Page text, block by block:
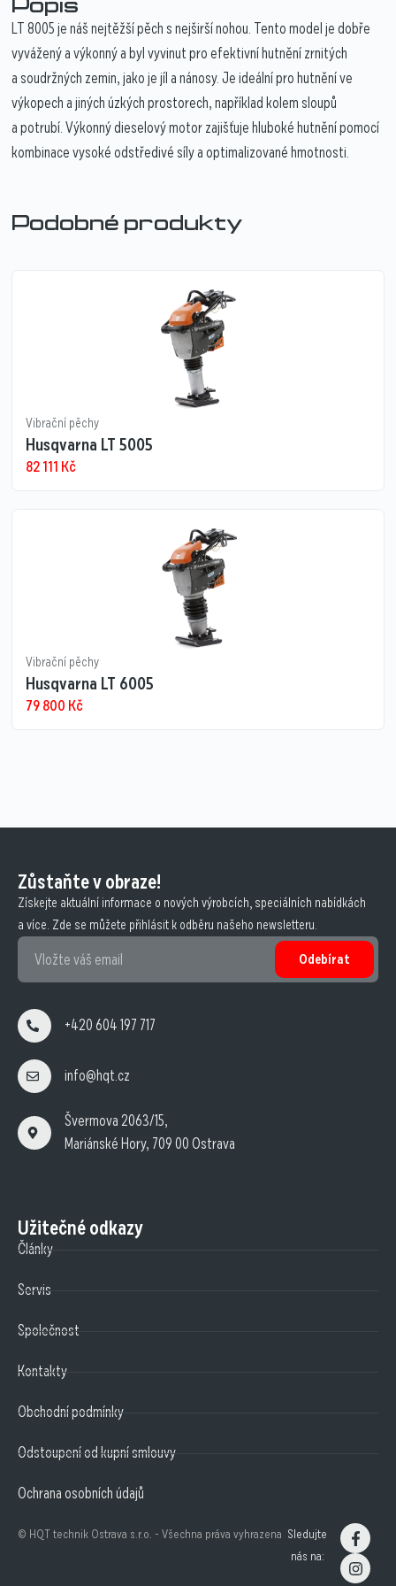
Popis
LT 8005 je náš nejtěžší pěch s nejširší nohou. Tento model je dobře
vyvážený a výkonný a byl vyvinut pro efektivní hutnění zrnitých
a soudržných zemin, jako je jíl a nánosy. Je ideální pro hutnění ve
výkopech a jiných úzkých prostorech, například kolem sloupů
a potrubí. Výkonný dieselový motor zajišťuje hluboké hutnění pomocí
kombinace vysoké odstředivé síly a optimalizované hmotnosti.
Podobné produkty
Vibrační pěchy
Husqvarna LT 5005
82 111 Kč
Vibrační pěchy
Husqvarna LT 6005
79 800 Kč
Zůstaňte v obraze!
Získejte aktuální informace o nových výrobcích, speciálních nabídkách
a více. Zde se můžete přihlásit k odběru našeho newsletteru.
Odebírat
+420 604 197 717
info@hqt.cz
Švermova 2063/15,
Mariánské Hory, 709 00 Ostrava
Užitečné odkazy
Články
Servis
Společnost
Kontakty
Obchodní podmínky
Odstoupení od kupní smlouvy
Ochrana osobních údajů
© HQT technik Ostrava s.r.o. - Všechna práva vyhrazena Sledujte
nás na: